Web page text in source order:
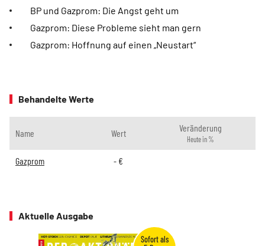
BP und Gazprom: Die Angst geht um
Gazprom: Diese Probleme sieht man gern
Gazprom: Hoffnung auf einen „Neustart“
Behandelte Werte
Name Wert Veränderung
Heute in %
Gazprom - €
Aktuelle Ausgabe